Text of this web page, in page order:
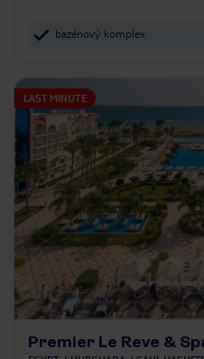
bazénový komplex
LAST MINUTE
Premier Le Reve &